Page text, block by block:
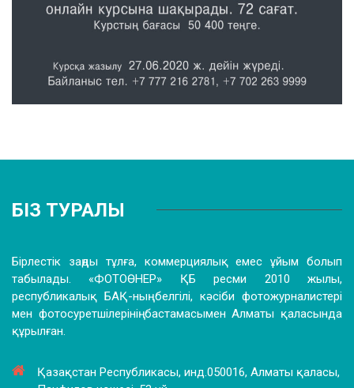
БІЗ ТУРАЛЫ
Бірлестік заңды тұлға, коммерциялық емес ұйым болып
табылады. «ФОТОӨНЕР» ҚБ ресми 2010 жылы,
республикалық БАҚ-ның белгілі, кәсіби фотожурналистері
мен фотосуретшілерінің бастамасымен Алматы қаласында
құрылған.
Қазақстан Республикасы, инд.050016, Алматы қаласы,